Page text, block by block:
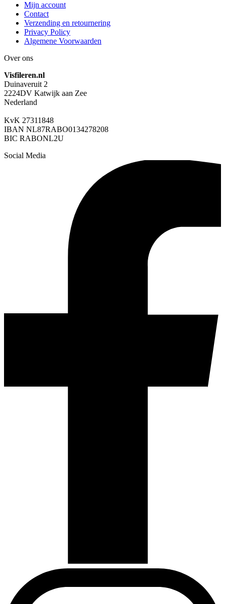
Mijn account
Contact
Verzending en retournering
Privacy Policy
Algemene Voorwaarden
Over ons
Visfileren.nl
Duinaveruit 2
2224DV Katwijk aan Zee
Nederland
KvK 27311848
IBAN NL87RABO0134278208
BIC RABONL2U
Social Media